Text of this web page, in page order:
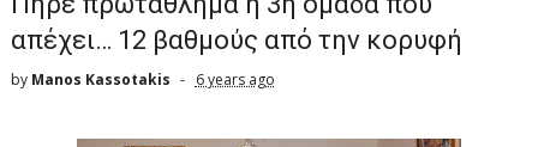
απέχει… 12 βαθμούς από την κορυφή
by Manos Kassotakis 6 years ago